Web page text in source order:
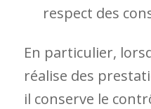
respect des
En particulier,
réalise des
il conserve le